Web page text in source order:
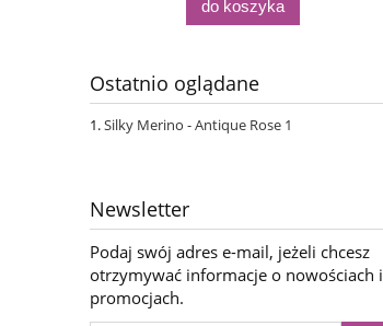
do koszyka
Ostatnio oglądane
Silky Merino - Antique Rose 1
Newsletter
Podaj swój adres e-mail, jeżeli chcesz
otrzymywać informacje o nowościach i
promocjach.